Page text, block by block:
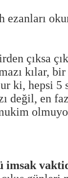
ezanları
çıksa
kılar,
ki, hepsi 5
değil, en
imsak